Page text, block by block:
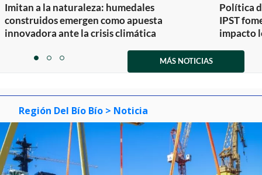
Imitan a la naturaleza: humedales
construidos emergen como apuesta
innovadora ante la crisis climática
Política
IPST
impacto
itemitemitem
MÁS NOTICIAS
Región Del Bío Bío > Noticia